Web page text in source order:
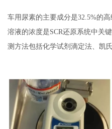
车用尿素的主要成分是32.5%的
溶液的浓度是SCR还原系统中关
测方法包括化学试剂滴定法、凯